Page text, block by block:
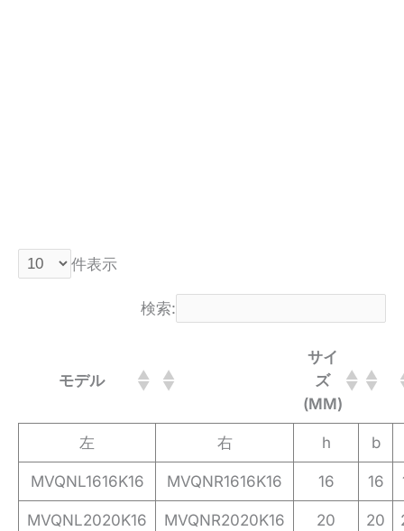
件表示
検索:
モデル
サイ
ズ
(MM)
左 右 h b
MVQNL1616K16 MVQNR1616K16 16 16
MVQNL2020K16 MVQNR2020K16 20 20